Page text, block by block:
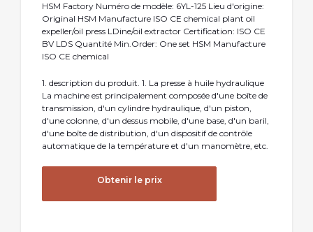
HSM Factory Numéro de modèle: 6YL-125 Lieu d'origine:
Original HSM Manufacture ISO CE chemical plant oil
expeller/oil press LDine/oil extractor Certification: ISO CE
BV LDS Quantité Min.Order: One set HSM Manufacture
ISO CE chemical
1. description du produit. 1. La presse à huile hydraulique
La machine est principalement composée d'une boîte de
transmission, d'un cylindre hydraulique, d'un piston,
d'une colonne, d'un dessus mobile, d'une base, d'un baril,
d'une boîte de distribution, d'un dispositif de contrôle
automatique de la température et d'un manomètre, etc.
Obtenir le prix